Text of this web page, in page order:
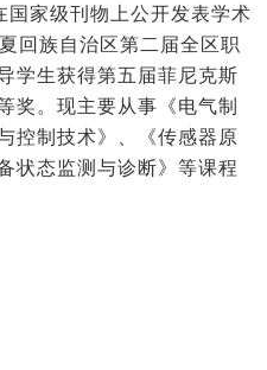
家级刊物上公开发表学术
回族自治区第二届全区职
学生获得第五届菲尼克斯
奖。现主要从事《电气制
控制技术》、《传感器原
状态监测与诊断》等课程